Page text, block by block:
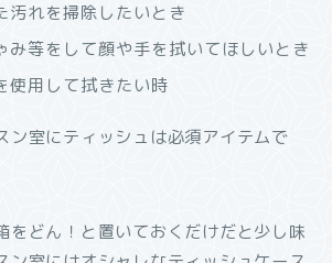
汚れを掃除したいとき
み等をして顔や手を拭いてほしいとき
使用して拭きたい時
ン室にティッシュは必須アイテムで
をどん！と置いておくだけだと少し味